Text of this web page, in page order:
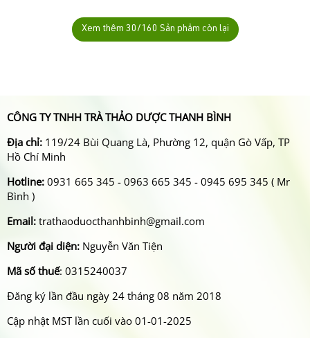
Xem thêm 30/160 Sản phẩm còn lại
CÔNG TY TNHH TRÀ THẢO DƯỢC THANH BÌNH
Địa chỉ: 119/24 Bùi Quang Là, Phường 12, quận Gò Vấp, TP
Hồ Chí Minh
Hotline: 0931 665 345 - 0963 665 345 - 0945 695 345 ( Mr
Bình )
Email: trathaoduocthanhbinh@gmail.com
Người đại diện: Nguyễn Văn Tiện
Mã số thuế: 0315240037
Đăng ký lần đầu ngày 24 tháng 08 năm 2018
Cập nhật MST lần cuối vào 01-01-2025